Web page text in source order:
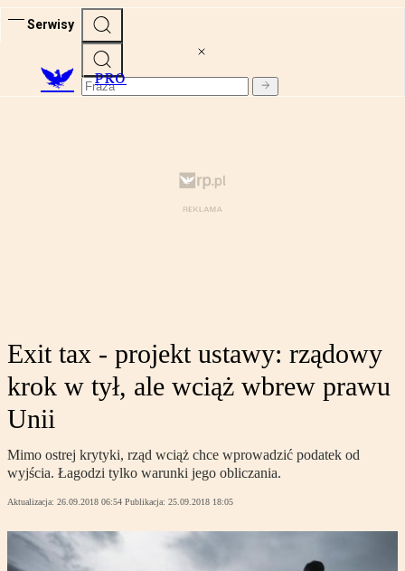
Serwisy
PRO
Exit tax - projekt ustawy: rządowy
krok w tył, ale wciąż wbrew prawu
Unii
Mimo ostrej krytyki, rząd wciąż chce wprowadzić podatek od
wyjścia. Łagodzi tylko warunki jego obliczania.
Aktualizacja: 26.09.2018 06:54 Publikacja: 25.09.2018 18:05